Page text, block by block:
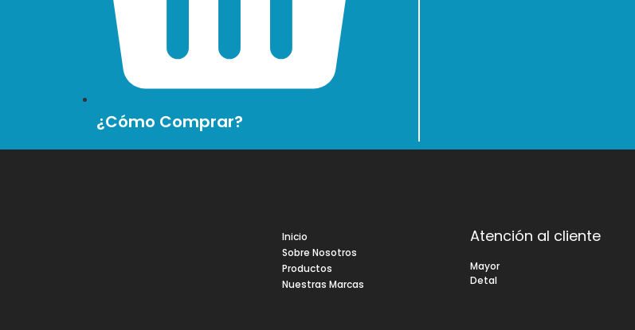
¿Cómo Comprar?
Inicio
Sobre Nosotros
Productos
Nuestras Marcas
Atención al cliente
Mayor
Detal